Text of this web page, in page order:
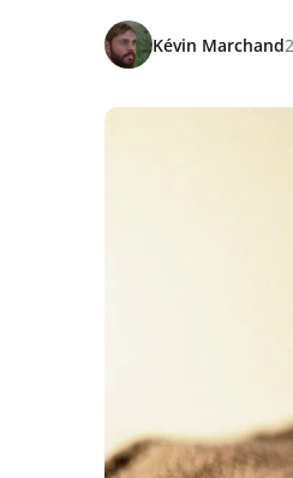
Kévin Marchand